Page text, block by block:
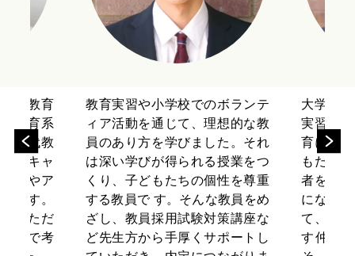
の教育
教育系
現代教
もキャ
集やア
ます。
いただ
線で考
教育実習や小学校でのボランテ
ィア活動を通じて、理想的な教
員のあり方を学びました。それ
は深い学びが得られる授業をつ
くり、子どもたちの個性を尊重
する教員で す。そんな教員をめ
ざし、教員採用試験対策講座な
ど先生方から手厚くサポートし
大学の
実習な
育に対
もたち
者をめ
になり
て、幼
す仲間